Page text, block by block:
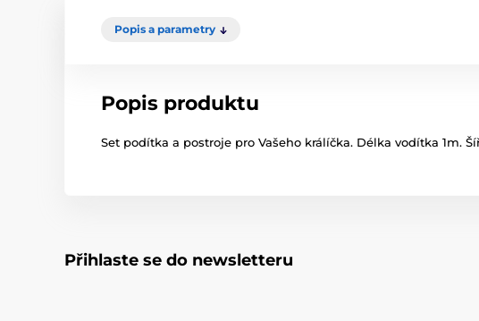
Popis a parametry
Popis produktu
Set podítka a postroje pro Vašeho králíčka. Délka vodítka 1m.
Přihlaste se do newsletteru